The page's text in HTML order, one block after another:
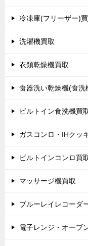
冷凍庫(フリーザー)
洗濯機買取
衣類乾燥機買取
食器洗い乾燥機(食洗
ビルトイン食洗機買
ガスコンロ・IHクッ
ビルトインコンロ買
マッサージ機買取
ブルーレイレコーダ
電子レンジ・オーブ